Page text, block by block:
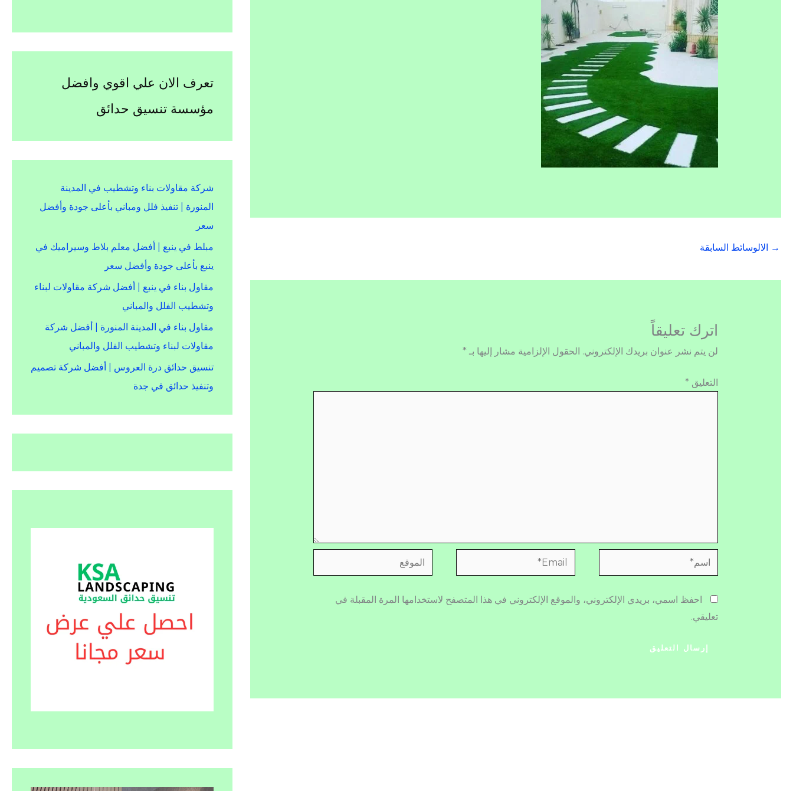
→ الالوسائط السابقة
اترك تعليقاً
لن يتم نشر عنوان بريدك الإلكتروني. الحقول الإلزامية مشار إليها بـ *
التعليق *
اسم* Email* الموقع
احفظ اسمي، بريدي الإلكتروني، والموقع الإلكتروني في هذا المتصفح لاستخدامها المرة المقبلة في
تعليقي.
تعرف الان علي اقوي وافضل
مؤسسة تنسيق حدائق
شركة مقاولات بناء وتشطيب في المدينة
المنورة | تنفيذ فلل ومباني بأعلى جودة وأفضل
سعر
مبلط في ينبع | أفضل معلم بلاط وسيراميك في
ينبع بأعلى جودة وأفضل سعر
مقاول بناء في ينبع | أفضل شركة مقاولات لبناء
وتشطيب الفلل والمباني
مقاول بناء في المدينة المنورة | أفضل شركة
مقاولات لبناء وتشطيب الفلل والمباني
تنسيق حدائق درة العروس | أفضل شركة تصميم
وتنفيذ حدائق في جدة